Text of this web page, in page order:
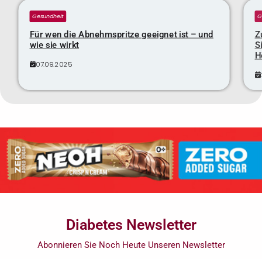
Gesundheit
Für wen die Abnehmspritze geeignet ist – und
wie sie wirkt
07.09.2025
Diabetes Newsletter
Abonnieren Sie Noch Heute Unseren Newsletter